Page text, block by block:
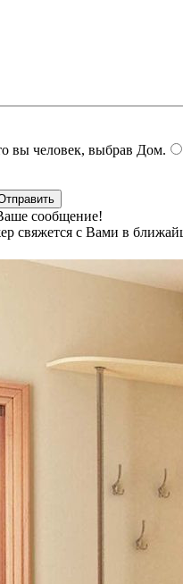
вы человек, выбрав Дом.
сообщение!
свяжется с Вами в